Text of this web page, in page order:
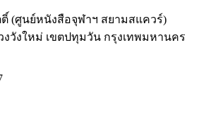
(ศูนย์หนังสือจุฬาฯ สยามสแควร์)
วังใหม่ เขตปทุมวัน กรุงเทพมหานคร